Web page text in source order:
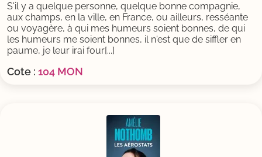
S'il y a quelque personne, quelque bonne compagnie,
aux champs, en la ville, en France, ou ailleurs, resséante
ou voyagère, à qui mes humeurs soient bonnes, de qui
les humeurs me soient bonnes, il n'est que de siffler en
paume, je leur irai four[...]
Cote : 104 MON